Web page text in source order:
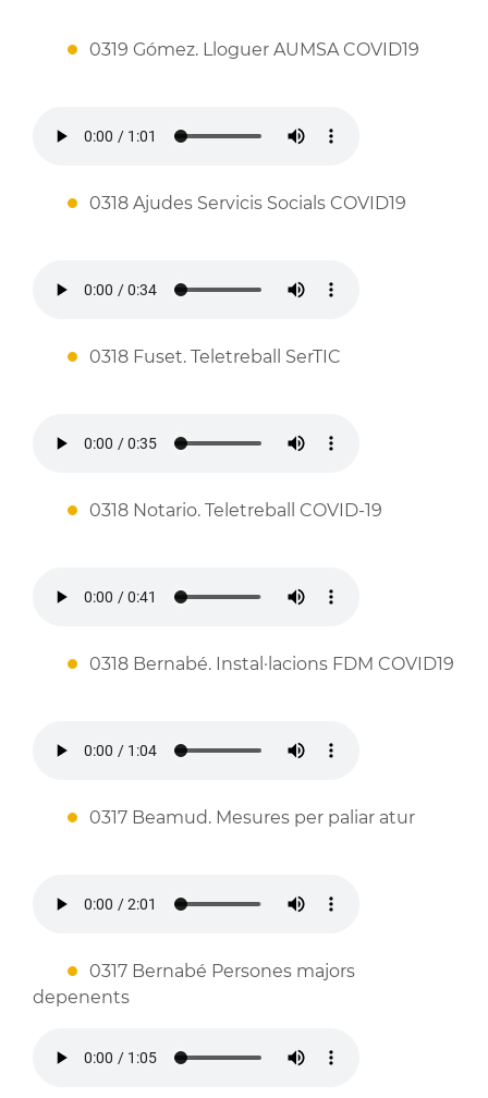
0319 Gómez. Lloguer AUMSA COVID19
0318 Ajudes Servicis Socials COVID19
0318 Fuset. Teletreball SerTIC
0318 Notario. Teletreball COVID-19
0318 Bernabé. Instal·lacions FDM COVID19
0317 Beamud. Mesures per paliar atur
0317 Bernabé Persones majors
depenents